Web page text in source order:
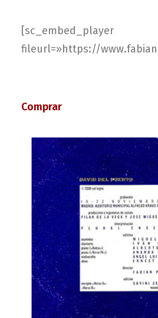
[sc_embed_player
fileurl=»https://
Comprar